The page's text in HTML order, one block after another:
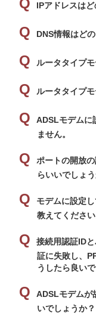
IPアドレスは
DNS情報はど
ルータタイプ
ルータタイプ
ADSLモデムに
ません。
ポートの開放
らいいでしょう
モデムに設定
教えてください
接続用認証ID
証に失敗し、
うしたら良い
ADSLモデムが
いでしょうか？